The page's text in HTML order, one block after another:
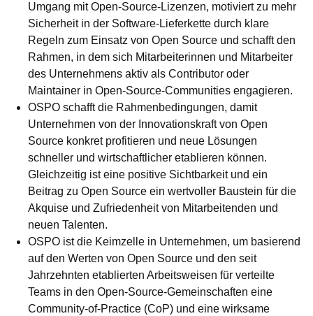
Umgang mit Open-Source-Lizenzen, motiviert zu mehr
Sicherheit in der Software-Lieferkette durch klare
Regeln zum Einsatz von Open Source und schafft den
Rahmen, in dem sich Mitarbeiterinnen und Mitarbeiter
des Unternehmens aktiv als Contributor oder
Maintainer in Open-Source-Communities engagieren.
OSPO schafft die Rahmenbedingungen, damit
Unternehmen von der Innovationskraft von Open
Source konkret profitieren und neue Lösungen
schneller und wirtschaftlicher etablieren können.
Gleichzeitig ist eine positive Sichtbarkeit und ein
Beitrag zu Open Source ein wertvoller Baustein für die
Akquise und Zufriedenheit von Mitarbeitenden und
neuen Talenten.
OSPO ist die Keimzelle in Unternehmen, um basierend
auf den Werten von Open Source und den seit
Jahrzehnten etablierten Arbeitsweisen für verteilte
Teams in den Open-Source-Gemeinschaften eine
Community-of-Practice (CoP) und eine wirksame